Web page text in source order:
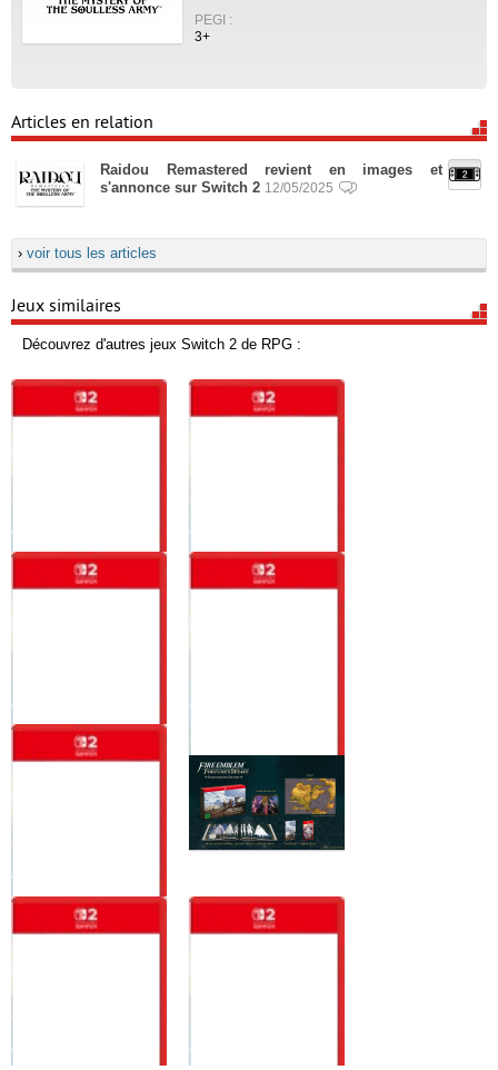
PEGI :
3+
Articles en relation
Raidou Remastered revient en images et
s'annonce sur Switch 2 12/05/2025
› voir tous les articles
Jeux similaires
Découvrez d'autres jeux Switch 2 de RPG :